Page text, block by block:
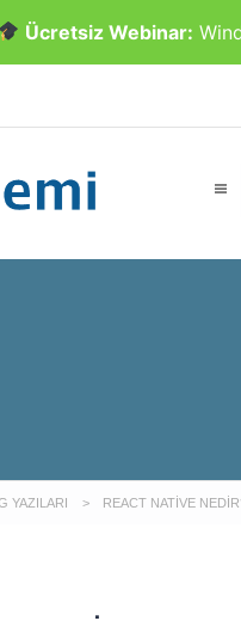
Ücretsiz Webinar:
YAZILARI > REACT NATIVE